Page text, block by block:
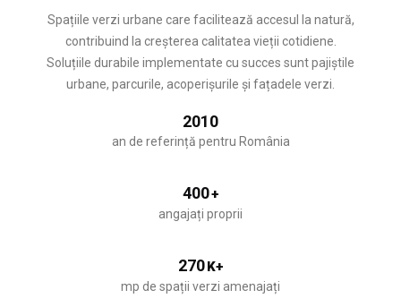
Spațiile verzi urbane care facilitează accesul la natură,
contribuind la creșterea calitatea vieții cotidiene.
Soluțiile durabile implementate cu succes sunt pajiștile
urbane, parcurile, acoperișurile și fațadele verzi.
2010
an de referință pentru România
400+
angajați proprii
270K+
mp de spații verzi amenajați